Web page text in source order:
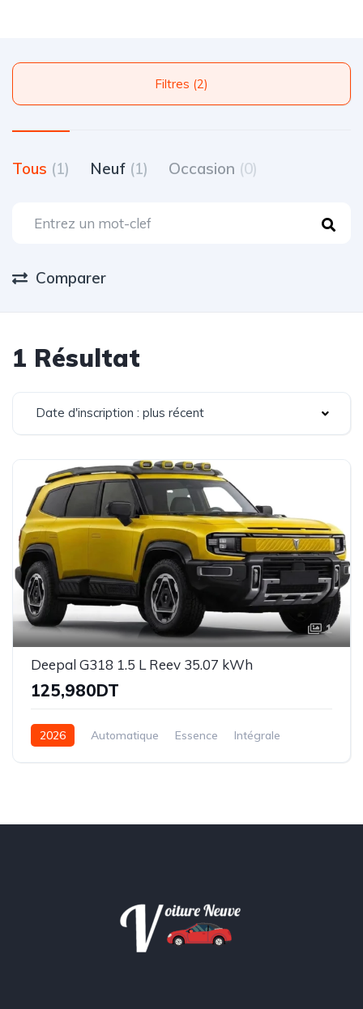
Filtres (2)
Tous (1) Neuf (1) Occasion (0)
Comparer
1 Résultat
Date d'inscription : plus récent
1
Deepal G318 1.5 L Reev 35.07 kWh
125,980DT
2026 Automatique Essence Intégrale